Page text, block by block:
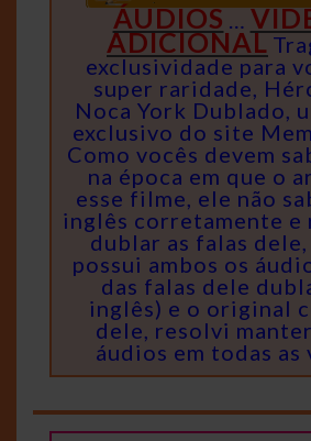
ÁUDIOS …
ADICIONAL
exclusividade para
super raridade,
Noca York Dublado,
exclusivo do site
Como vocês devem
na época em que o
esse filme, ele não
inglês corretamente e
dublar as falas
possui ambos os
das falas dele
inglês) e o original
dele, resolvi
áudios em todas as